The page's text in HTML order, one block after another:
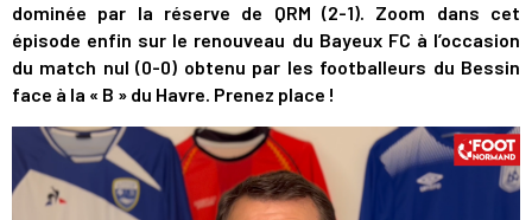
dominée par la réserve de QRM (2-1). Zoom dans cet
épisode enfin sur le renouveau du Bayeux FC à l’occasion
du match nul (0-0) obtenu par les footballeurs du Bessin
face à la « B » du Havre. Prenez place !